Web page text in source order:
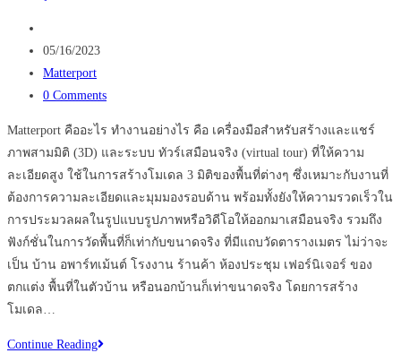
author:
Post
published:
05/16/2023
Post
category:
Matterport
Post
0 Comments
Matterport คืออะไร ทำงานอย่างไร คือ เครื่องมือสำหรับสร้างและแชร์
ภาพสามมิติ (3D) และระบบ ทัวร์เสมือนจริง (virtual tour) ที่ให้ความ
ละเอียดสูง ใช้ในการสร้างโมเดล 3 มิติของพื้นที่ต่างๆ ซึ่งเหมาะกับงานที่
ต้องการความละเอียดและมุมมองรอบด้าน พร้อมทั้งยังให้ความรวดเร็วใน
การประมวลผลในรูปแบบรูปภาพหรือวิดีโอให้ออกมาเสมือนจริง รวมถึง
ฟังก์ชั่นในการวัดพื้นที่ก็เท่ากับขนาดจริง ที่มีแถบวัดตารางเมตร ไม่ว่าจะ
เป็น บ้าน อพาร์ทเม้นต์ โรงงาน ร้านค้า ห้องประชุม เฟอร์นิเจอร์ ของ
ตกแต่ง พื้นที่ในตัวบ้าน หรือนอกบ้านก็เท่าขนาดจริง โดยการสร้าง
โมเดล…
Continue Readingทำความ